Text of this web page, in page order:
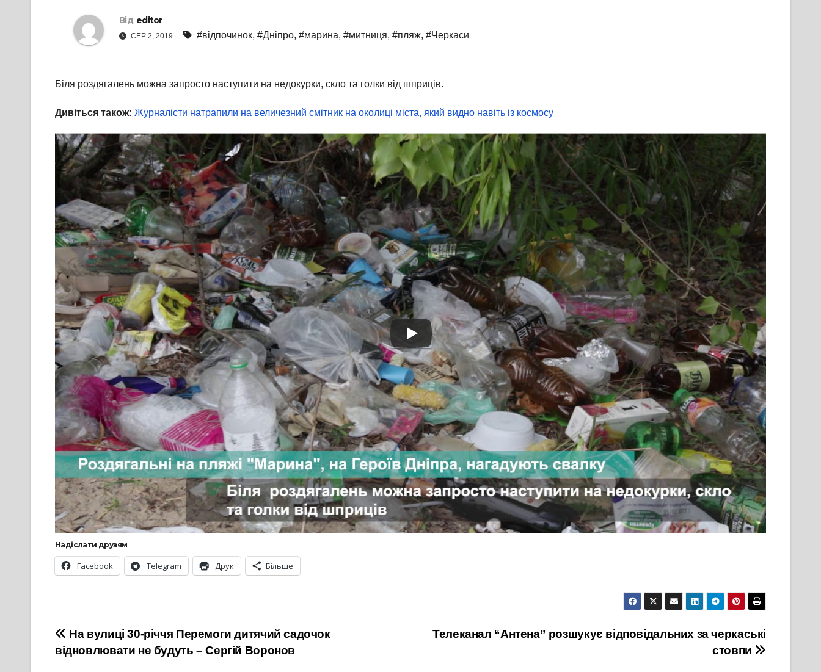
Від editor
СЕР 2, 2019 #відпочинок, #Дніпро, #марина, #митниця, #пляж, #Черкаси
Біля роздягалень можна запросто наступити на недокурки, скло та голки від шприців.
Дивіться також: Журналісти натрапили на величезний смітник на околиці міста, який видно навіть із космосу
Надіслати друзям
Facebook Telegram Друк Більше
Навігація
записів
Телеканал “Антена” розшукує відповідальних за черкаські
стовпи
На вулиці 30-річчя Перемоги дитячий садочок
відновлювати не будуть – Сергій Воронов